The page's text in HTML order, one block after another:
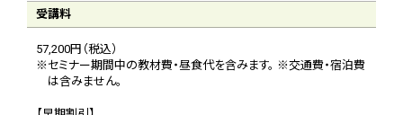
受講料
57,200円（税込）
※セミナー期間中の教材費・昼食代を含みます。 ※交通費・宿泊費
は含みません。